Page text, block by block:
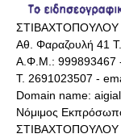
ΣΤΙΒΑΧΤΟΠΟΥΛΟΥ
Αθ. Φαραζουλή 41
Α.Φ.Μ.: 999893467
Τ. 2691023507 -
Domain name:
Νόμιμος